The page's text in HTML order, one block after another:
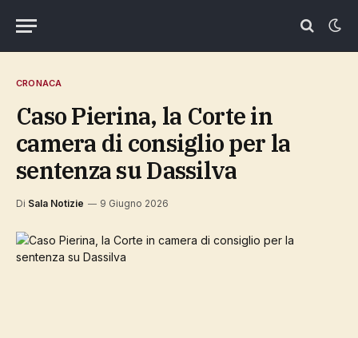
CRONACA
Caso Pierina, la Corte in
camera di consiglio per la
sentenza su Dassilva
Di Sala Notizie 9 Giugno 2026